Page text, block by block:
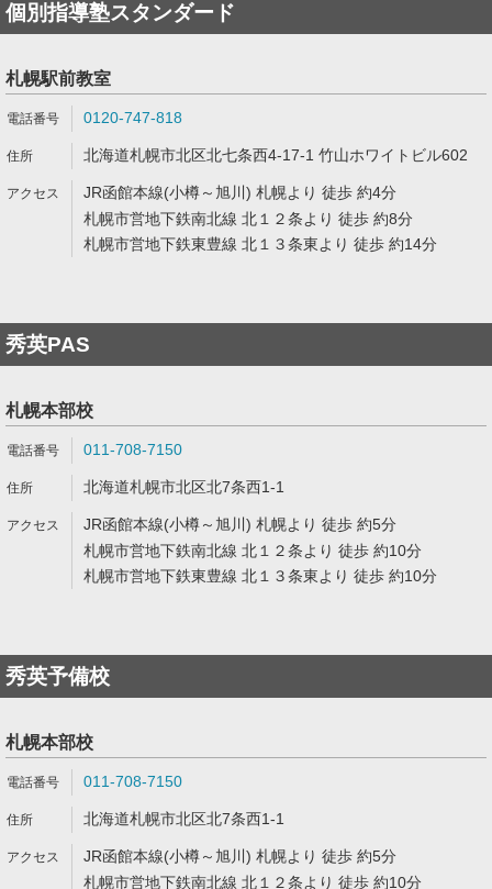
個別指導塾スタンダード
札幌駅前教室
0120-747-818
北海道札幌市北区北七条西4-17-1 竹山ホワイトビル602
JR函館本線(小樽～旭川) 札幌より 徒歩 約4分
札幌市営地下鉄南北線 北１２条より 徒歩 約8分
札幌市営地下鉄東豊線 北１３条東より 徒歩 約14分
秀英PAS
札幌本部校
011-708-7150
北海道札幌市北区北7条西1-1
JR函館本線(小樽～旭川) 札幌より 徒歩 約5分
札幌市営地下鉄南北線 北１２条より 徒歩 約10分
札幌市営地下鉄東豊線 北１３条東より 徒歩 約10分
秀英予備校
札幌本部校
011-708-7150
北海道札幌市北区北7条西1-1
JR函館本線(小樽～旭川) 札幌より 徒歩 約5分
札幌市営地下鉄南北線 北１２条より 徒歩 約10分